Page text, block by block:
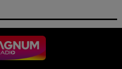
de son véhicule.